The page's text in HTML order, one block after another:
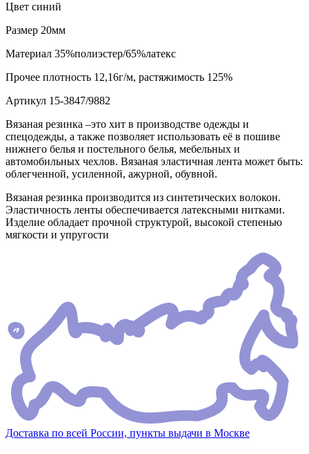
Цвет синий
Размер 20мм
Материал 35%полиэстер/65%латекс
Прочее плотность 12,16г/м, растяжимость 125%
Артикул 15-3847/9882
Вязаная резинка –это хит в производстве одежды и
спецодежды, а также позволяет использовать её в пошиве
нижнего белья и постельного белья, мебельных и
автомобильных чехлов. Вязаная эластичная лента может быть:
облегченной, усиленной, ажурной, обувной.
Вязаная резинка производится из синтетических волокон.
Эластичность ленты обеспечивается латексными нитками.
Изделие обладает прочной структурой, высокой степенью
мягкости и упругости
Доставка по всей России, пункты выдачи в Москве